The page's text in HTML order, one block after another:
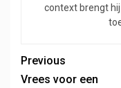
context brengt
Previous
Vrees voor een